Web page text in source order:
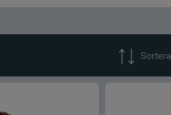
Sortera